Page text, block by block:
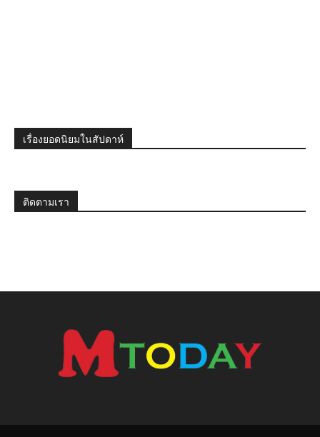
เรื่องยอดนิยมในสัปดาห์
ติดตามเรา